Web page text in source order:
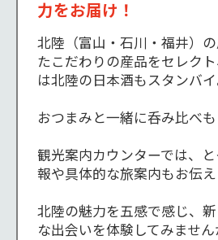
力をお届け！
北陸（富山・石川・福井）
たこだわりの産品をセレク
は北陸の日本酒もスタンバイ
おつまみと一緒に呑み比べも
観光案内カウンターでは、
報や具体的な旅案内もお伝え
北陸の魅力を五感で感じ、
な出会いを体験してみません